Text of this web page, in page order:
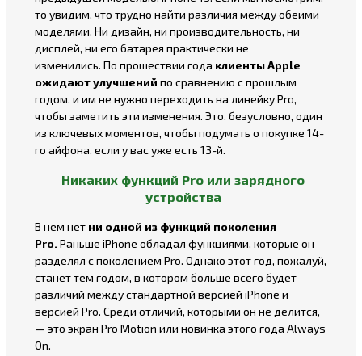
то увидим, что трудно найти различия между обеими
моделями. Ни дизайн, ни производительность, ни
дисплей, ни его батарея практически не
изменились. По прошествии года клиенты Apple
ожидают улучшений по сравнению с прошлым
годом, и им не нужно переходить на линейку Pro,
чтобы заметить эти изменения. Это, безусловно, один
из ключевых моментов, чтобы подумать о покупке 14-
го айфона, если у вас уже есть 13-й.
Никаких функций Pro или зарядного
устройства
В нем нет ни одной из функций поколения
Pro. Раньше iPhone обладал функциями, которые он
разделял с поколением Pro. Однако этот год, пожалуй,
станет тем годом, в котором больше всего будет
различий между стандартной версией iPhone и
версией Pro. Среди отличий, которыми он не делится,
— это экран Pro Motion или новинка этого года Always
On.